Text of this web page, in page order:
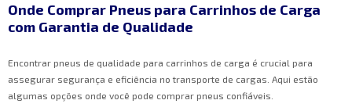
Onde Comprar Pneus para Carrinhos de Carga
com Garantia de Qualidade
Encontrar pneus de qualidade para carrinhos de carga é crucial para
assegurar segurança e eficiência no transporte de cargas. Aqui estão
algumas opções onde você pode comprar pneus confiáveis.